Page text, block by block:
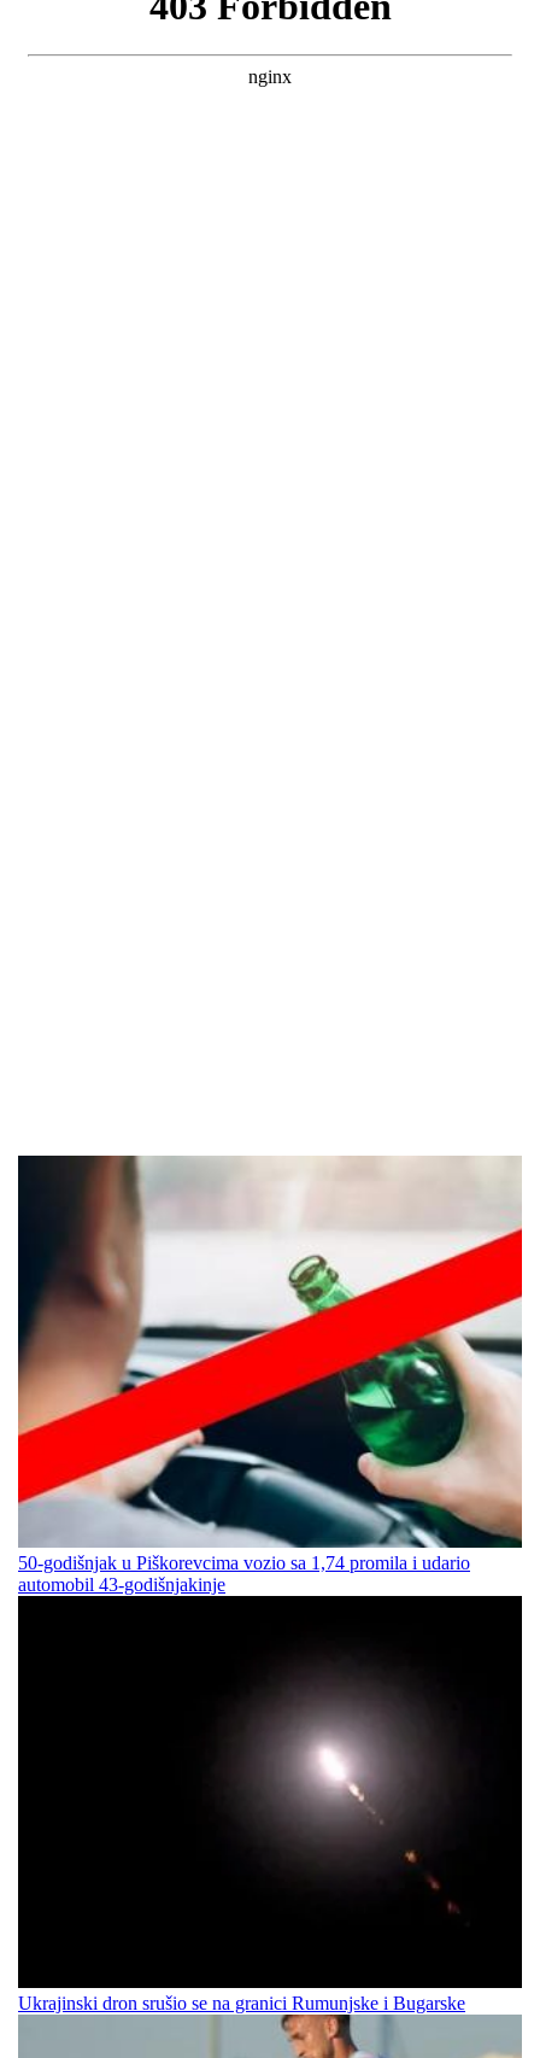
50-godišnjak u Piškorevcima vozio sa 1,74 promila i udario
automobil 43-godišnjakinje
Ukrajinski dron srušio se na granici Rumunjske i Bugarske